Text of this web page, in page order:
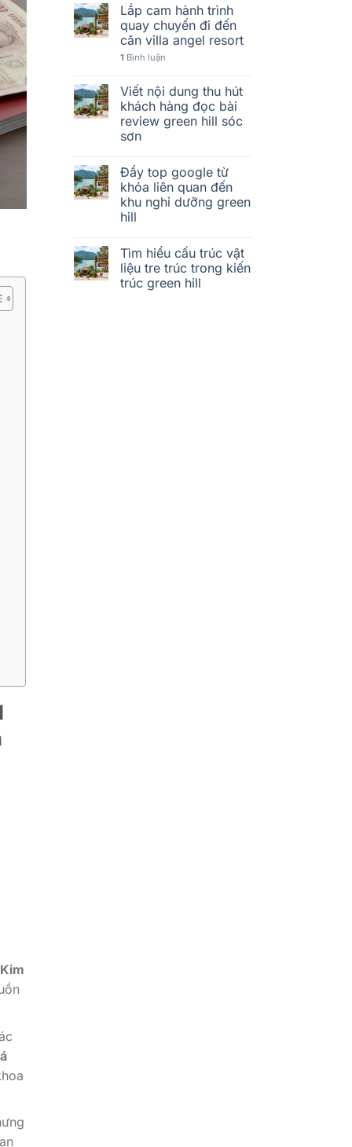
Lắp cam hành trình
quay chuyến đi đến
căn villa angel resort
1 Bình luận
Viết nội dung thu hút
khách hàng đọc bài
review green hill sóc
sơn
Đẩy top google từ
khóa liên quan đến
khu nghỉ dưỡng green
hill
Tìm hiểu cấu trúc vật
liệu tre trúc trong kiến
trúc green hill